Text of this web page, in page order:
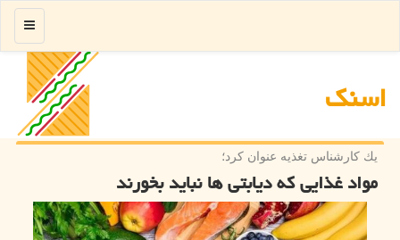
اسنك
منو
یك كارشناس تغذیه عنوان كرد؛
مواد غذایی که دیابتی ها نباید بخورند